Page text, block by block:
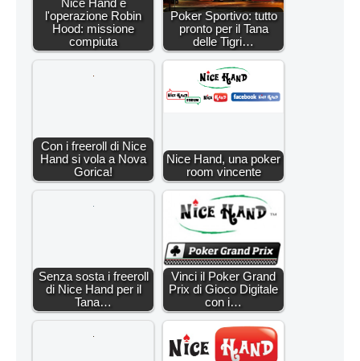
Nice Hand e
l'operazione Robin
Hood: missione
compiuta
Poker Sportivo: tutto
pronto per il Tana
delle Tigri…
Con i freeroll di Nice
Hand si vola a Nova
Gorica!
Nice Hand, una poker
room vincente
Senza sosta i freeroll
di Nice Hand per il
Tana…
Vinci il Poker Grand
Prix di Gioco Digitale
con i…